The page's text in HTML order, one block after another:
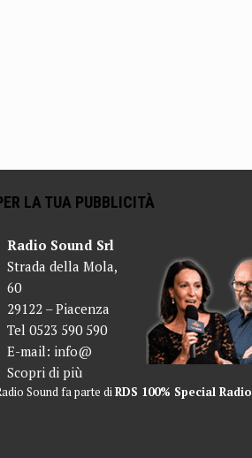
LA TUA PUBBLICITÀ
Radio Sound Srl
Strada della Mola,
60
29122 – Piacenza
Tel 0523 590 590
E-mail: info@
Scopri di più
Sound fa parte diRDS 100% Special Radio